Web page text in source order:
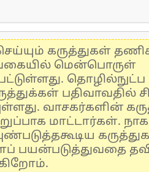
கருத்துகள்
வகையில் மென்பொருள்
பதிவாவதில்
வாசகர்களின்
மாட்டார்கள்.
பயன்படுத்துவதை